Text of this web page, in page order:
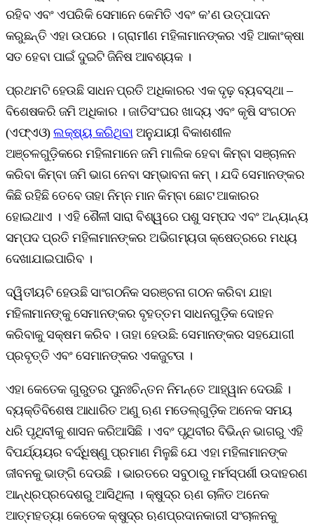
ରହିବ ଏବଂ ଏପରିକି ସେମାନେ କେମିତି ଏବଂ କ’ଣ ଉତ୍ପାଦନ
କରୁଛନ୍ତି ଏହା ଉପରେ । ଗ୍ରାମୀଣ ମହିଳାମାନଙ୍କର ଏହି ଆକାଂକ୍ଷା
ସତ ହେବା ପାଇଁ ଦୁଇଟି ଜିନିଷ ଆବଶ୍ୟକ ।
ପ୍ରଥମଟି ହେଉଛି ସାଧନ ପ୍ରତି ଅଧିକାରର ଏକ ଦୃଢ଼ ବ୍ୟବସ୍ଥା –
ବିଶେଷକରି ଜମି ଅଧିକାର । ଜାତିସଂଘର ଖାଦ୍ୟ ଏବଂ କୃଷି ସଂଗଠନ
(ଏଫ୍‌ଏଓ)ଲକ୍ଷ୍ୟ କରିଥିବାଅନୁଯାୟୀ ବିକାଶଶୀଳ
ଅଞ୍ଚଳଗୁଡ଼ିକରେ ମହିଳାମାନେ ଜମି ମାଲିକ ହେବା କିମ୍ବା ସଞ୍ଚାଳନ
କରିବା କିମ୍ବା ଜମି ଭାଗ ନେବା ସମ୍ଭାବନା କମ୍‌ । ଯଦି ସେମାନଙ୍କର
କିଛି ରହିଛି ତେବେ ତାହା ନିମ୍ନ ମାନ କିମ୍ବା ଛୋଟ ଆକାରର
ହୋଇଥାଏ । ଏହି ଶୈଳୀ ସାରା ବିଶ୍ୱରେ ପଶୁ ସମ୍ପଦ ଏବଂ ଅନ୍ୟାନ୍ୟ
ସମ୍ପଦ ପ୍ରତି ମହିଳାମାନଙ୍କର ଅଭିଗମ୍ୟତା କ୍ଷେତ୍ରରେ ମଧ୍ୟ
ଦେଖାଯାଇପାରିବ ।
ଦ୍ୱିତୀୟଟି ହେଉଛି ସାଂଗଠନିକ ସରଞ୍ଚନା ଗଠନ କରିବା ଯାହା
ମହିଳାମାନଙ୍କୁ ସେମାନଙ୍କର ବୃହତ୍ତମ ସାଧନଗୁଡ଼ିକ ଦୋହନ
କରିବାକୁ ସକ୍ଷମ କରିବ । ତାହା ହେଉଛି: ସେମାନଙ୍କର ସହଯୋଗୀ
ପ୍ରବୃତ୍ତି ଏବଂ ସେମାନଙ୍କର ଏକଜୁଟତା ।
ଏହା କେତେକ ଗୁରୁତର ପୁନଃଚିନ୍ତନ ନିମନ୍ତେ ଆହ୍ୱାନ ଦେଉଛି ।
ବ୍ୟକ୍ତିବିଶେଷ ଆଧାରିତ ଅଣୁ ଋଣ ମଡେଲ୍‌ଗୁଡ଼ିକ ଅନେକ ସମୟ
ଧରି ପୃଥିବୀକୁ ଶାସନ କରିଆସିଛି । ଏବଂ ପୃଥିବୀର ବିଭିନ୍ନ ଭାଗରୁ ଏହି
ବିପର୍ଯ୍ୟୟର ବର୍ଦ୍ଧିଷ୍ଣୁ ପ୍ରମାଣ ମିଳୁଛି ଯେ ଏହା ମହିଳାମାନଙ୍କ
ଜୀବନକୁ ଭାଙ୍ଗି ଦେଉଛି । ଭାରତରେ ସବୁଠାରୁ ମର୍ମସ୍ପର୍ଶୀ ଉଦାହରଣ
ଆନ୍ଧ୍ରପ୍ରଦେଶରୁ ଆସିଥିଲା । କ୍ଷୁଦ୍ର ଋଣ ଚାଳିତ ଅନେକ
ଆତ୍ମହତ୍ୟା କେତେକ କ୍ଷୁଦ୍ର ଋଣପ୍ରଦାନକାରୀ ସଂଚାଳନକୁ